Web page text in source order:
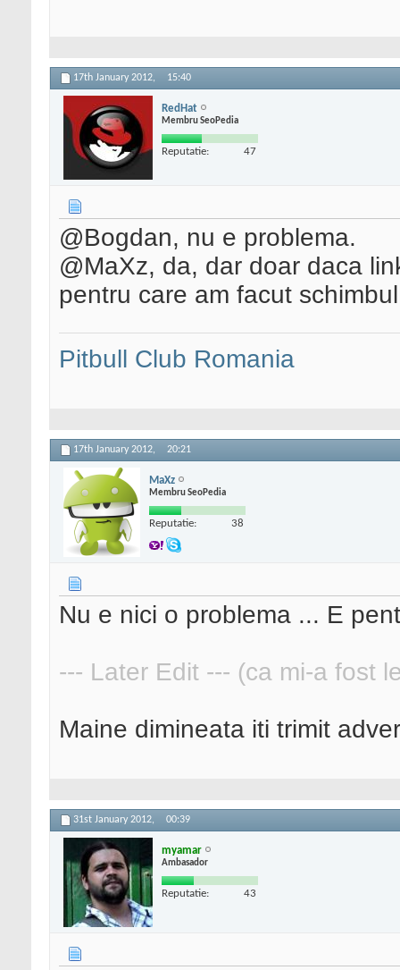
17th January 2012, 15:40
RedHat
Membru SeoPedia
Reputatie: 47
@Bogdan, nu e problema.
@MaXz, da, dar doar daca
pentru care am facut
Pitbull Club Romania
17th January 2012, 20:21
MaXz
Membru SeoPedia
Reputatie: 38
Nu e nici o problema ... E
--- Later Edit --- (ca mi-a fost
Maine dimineata iti trimit
31st January 2012, 00:39
myamar
Ambasador
Reputatie: 43